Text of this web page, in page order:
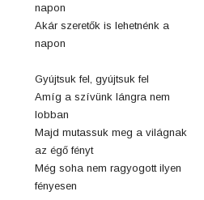
napon
Akár szeretők is lehetnénk a
napon
Gyújtsuk fel, gyújtsuk fel
Amíg a szívünk lángra nem
lobban
Majd mutassuk meg a világnak
az égő fényt
Még soha nem ragyogott ilyen
fényesen